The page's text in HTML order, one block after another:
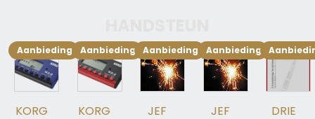
Aanbieding!
KORG
Aanbieding!
KORG
Aanbieding!
JEF
Aanbieding!
JEF
DRIE